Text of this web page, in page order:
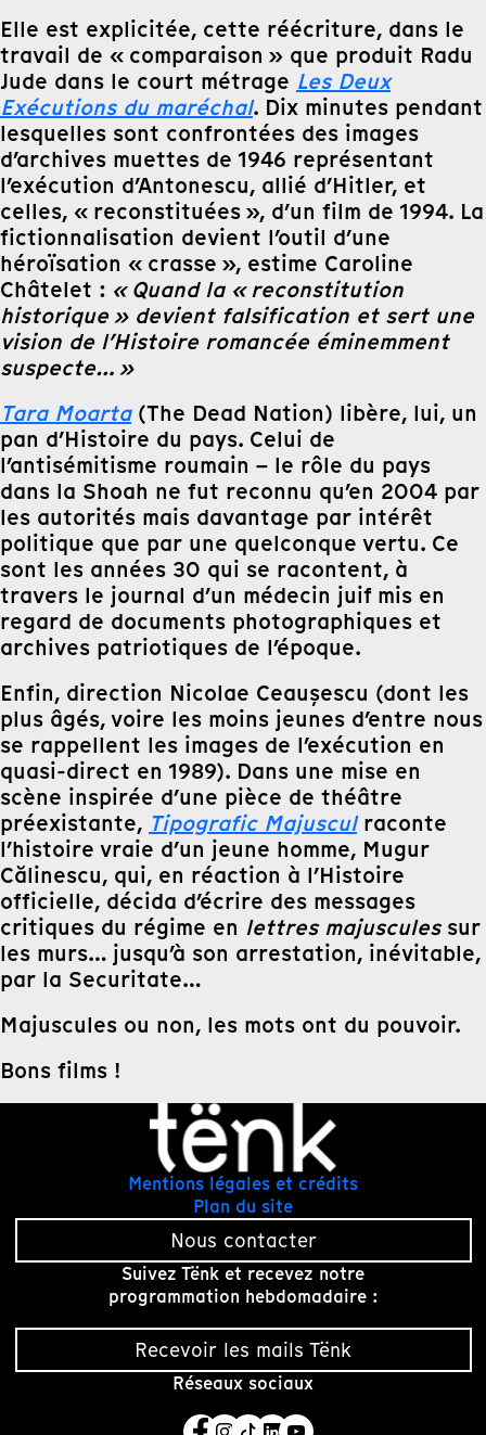
Elle est explicitée, cette réécriture, dans le
travail de « comparaison » que produit Radu
Jude dans le court métrage Les Deux
Exécutions du maréchal. Dix minutes pendant
lesquelles sont confrontées des images
d’archives muettes de 1946 représentant
l’exécution d’Antonescu, allié d’Hitler, et
celles, « reconstituées », d’un film de 1994. La
fictionnalisation devient l’outil d’une
héroïsation « crasse », estime Caroline
Châtelet : « Quand la « reconstitution
historique » devient falsification et sert une
vision de l’Histoire romancée éminemment
suspecte… »
Tara Moarta(The Dead Nation) libère, lui, un
pan d’Histoire du pays. Celui de
l’antisémitisme roumain – le rôle du pays
dans la Shoah ne fut reconnu qu’en 2004 par
les autorités mais davantage par intérêt
politique que par une quelconque vertu. Ce
sont les années 30 qui se racontent, à
travers le journal d’un médecin juif mis en
regard de documents photographiques et
archives patriotiques de l’époque.
Enfin, direction Nicolae Ceaușescu (dont les
plus âgés, voire les moins jeunes d’entre nous
se rappellent les images de l’exécution en
quasi-direct en 1989). Dans une mise en
scène inspirée d’une pièce de théâtre
préexistante, Tipografic Majusculraconte
l’histoire vraie d’un jeune homme, Mugur
Călinescu, qui, en réaction à l’Histoire
officielle, décida d’écrire des messages
critiques du régime en lettres majusculessur
les murs… jusqu’à son arrestation, inévitable,
par la Securitate…
Majuscules ou non, les mots ont du pouvoir.
Bons films !
Mentions légales et crédits
Plan du site
Nous contacter
Suivez Tënk et recevez notre
programmation hebdomadaire :
Recevoir les mails Tënk
Réseaux sociaux